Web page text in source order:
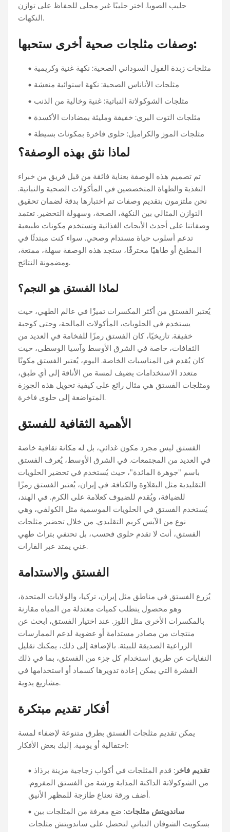
حليب الصويا. اختر حليبًا غير محلى للحفاظ على توازن
النكهات.
وصفات مثلجات صحية أخرى ستحبها:
مثلجات زبدة الفول السوداني الصحية: نكهة غنية وكريمية
مثلجات الأناناس الصحية: نكهة استوائية منعشة
مثلجات الشوكولاتة النباتية: غنية وخالية من الذنب
مثلجات التوت البري: خفيفة ومليئة بمضادات الأكسدة
مثلجات الموز والكراميل: حلوى فاخرة بمكونات بسيطة
لماذا نثق بهذه الوصفة؟
تم تصميم هذه الوصفة بعناية فائقة من قبل فريق من خبراء
التغذية والطهاة المتخصصين في المأكولات الصحية والنباتية.
نحن ملتزمون بتقديم وصفات تم اختبارها بدقة لضمان تحقيق
التوازن المثالي بين النكهة، الصحة، وسهولة التحضير. تعتمد
وصفاتنا على أحدث الأبحاث الغذائية وتستخدم مكونات طبيعية
تدعم أسلوب حياة مستدام وصحي. سواء كنت مبتدئًا في
المطبخ أو طاهيًا محترفًا، ستجد هذه الوصفة سهلة، ممتعة،
ومضمونة النتائج.
لماذا الفستق هو النجم؟
يُعتبر الفستق من أكثر المكسرات تميزًا في عالم الطهي، حيث
يستخدم في الحلويات، المأكولات المالحة، وحتى كوجبة
خفيفة. تاريخيًا، كان الفستق رمزًا للفخامة في العديد من
الثقافات، خاصة في الشرق الأوسط وآسيا الوسطى، حيث
كان يُقدم في المناسبات الخاصة. اليوم، يُعتبر الفستق مكونًا
متعدد الاستخدامات يضيف لمسة من الأناقة إلى أي طبق،
ومثلجات الفستق هي مثال رائع على كيفية تحويل هذه الجوزة
المتواضعة إلى حلوى فاخرة.
الأهمية الثقافية للفستق
الفستق ليس مجرد مكون غذائي، بل له مكانة ثقافية خاصة
في العديد من المجتمعات. في الشرق الأوسط، يُعرف الفستق
باسم "جوهرة المائدة"، حيث يُستخدم في تحضير الحلويات
التقليدية مثل البقلاوة والكنافة. في إيران، يُعتبر الفستق رمزًا
للضيافة، ويُقدم للضيوف كعلامة على الكرم. في الهند،
يُستخدم الفستق في الحلويات الموسمية مثل الكولفي، وهي
نوع من الآيس كريم التقليدي. من خلال تحضير مثلجات
الفستق، أنت لا تقدم حلوى فحسب، بل تحتفي بتراث طهي
غني يمتد عبر القارات.
الفستق والاستدامة
يُزرع الفستق في مناطق مثل إيران، تركيا، والولايات المتحدة،
وهو محصول يتطلب كميات معتدلة من المياه مقارنة
بالمكسرات الأخرى مثل اللوز. عند اختيار الفستق، ابحث عن
منتجات من مصادر مستدامة أو عضوية لدعم الممارسات
الزراعية الصديقة للبيئة. بالإضافة إلى ذلك، يمكنك تقليل
النفايات عن طريق استخدام كل جزء من الفستق، بما في ذلك
القشرة التي يمكن إعادة تدويرها كسماد أو استخدامها في
مشاريع يدوية.
أفكار تقديم مبتكرة
يمكن تقديم مثلجات الفستق بطرق متنوعة لإضفاء لمسة
احتفالية أو يومية. إليك بعض الأفكار:
تقديم فاخر : قدم المثلجات في أكواب زجاجية مزينة برذاذ
من الشوكولاتة الداكنة المذابة ورشة من الفستق المفروم.
أضف ورقة نعناع طازجة للمظهر الأنيق.
ساندويتش مثلجات: ضع مغرفة من المثلجات بين
بسكويت الشوفان النباتي لتحصل على ساندويتش مثلجات